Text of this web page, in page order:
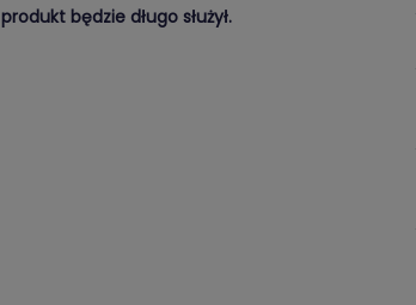
produkt będzie długo służył.